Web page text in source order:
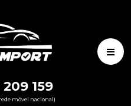
159
móvel nacional)